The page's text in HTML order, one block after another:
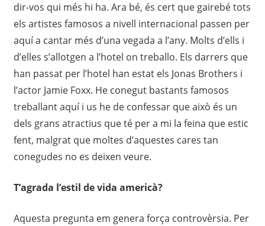
dir-vos qui més hi ha. Ara bé, és cert que gairebé tots
els artistes famosos a nivell internacional passen per
aquí a cantar més d’una vegada a l’any. Molts d’ells i
d’elles s’allotgen a l’hotel on treballo. Els darrers que
han passat per l’hotel han estat els Jonas Brothers i
l’actor Jamie Foxx. He conegut bastants famosos
treballant aquí i us he de confessar que això és un
dels grans atractius que té per a mi la feina que estic
fent, malgrat que moltes d’aquestes cares tan
conegudes no es deixen veure.
T’agrada l’estil de vida americà?
Aquesta pregunta em genera força controvèrsia. Per